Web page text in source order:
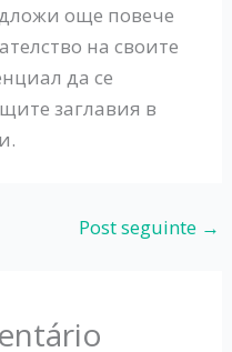
още повече
на своите
да се
заглавия в
Post seguinte →